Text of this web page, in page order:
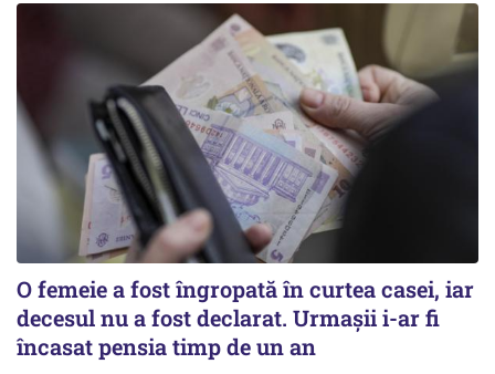
O femeie a fost îngropată în curtea casei, iar
decesul nu a fost declarat. Urmașii i-ar fi
încasat pensia timp de un an